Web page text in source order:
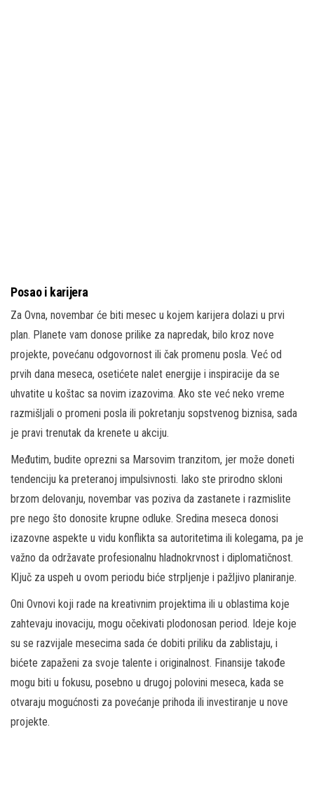
Posao i karijera
Za Ovna, novembar će biti mesec u kojem karijera dolazi u prvi
plan. Planete vam donose prilike za napredak, bilo kroz nove
projekte, povećanu odgovornost ili čak promenu posla. Već od
prvih dana meseca, osetićete nalet energije i inspiracije da se
uhvatite u koštac sa novim izazovima. Ako ste već neko vreme
razmišljali o promeni posla ili pokretanju sopstvenog biznisa, sada
je pravi trenutak da krenete u akciju.
Međutim, budite oprezni sa Marsovim tranzitom, jer može doneti
tendenciju ka preteranoj impulsivnosti. Iako ste prirodno skloni
brzom delovanju, novembar vas poziva da zastanete i razmislite
pre nego što donosite krupne odluke. Sredina meseca donosi
izazovne aspekte u vidu konflikta sa autoritetima ili kolegama, pa je
važno da održavate profesionalnu hladnokrvnost i diplomatičnost.
Ključ za uspeh u ovom periodu biće strpljenje i pažljivo planiranje.
Oni Ovnovi koji rade na kreativnim projektima ili u oblastima koje
zahtevaju inovaciju, mogu očekivati plodonosan period. Ideje koje
su se razvijale mesecima sada će dobiti priliku da zablistaju, i
bićete zapaženi za svoje talente i originalnost. Finansije takođe
mogu biti u fokusu, posebno u drugoj polovini meseca, kada se
otvaraju mogućnosti za povećanje prihoda ili investiranje u nove
projekte.